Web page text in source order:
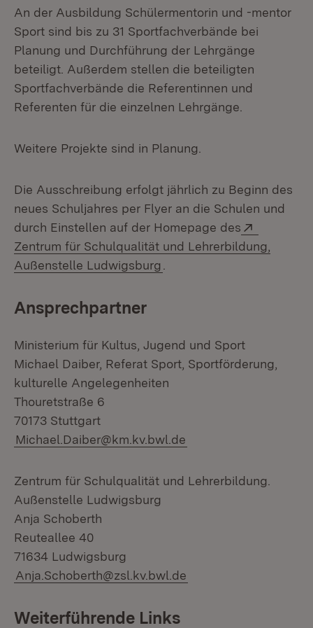
An der Ausbildung Schülermentorin und -mentor
Sport sind bis zu 31 Sportfachverbände bei
Planung und Durchführung der Lehrgänge
beteiligt. Außerdem stellen die beteiligten
Sportfachverbände die Referentinnen und
Referenten für die einzelnen Lehrgänge.
Weitere Projekte sind in Planung.
Die Ausschreibung erfolgt jährlich zu Beginn des
neues Schuljahres per Flyer an die Schulen und
durch Einstellen auf der Homepage des
Zentrum für Schulqualität und Lehrerbildung,
Außenstelle Ludwigsburg
Ansprechpartner
Ministerium für Kultus, Jugend und Sport
Michael Daiber, Referat Sport, Sportförderung,
kulturelle Angelegenheiten
Thouretstraße 6
70173 Stuttgart
Michael.Daiber@km.kv.bwl.de
Zentrum für Schulqualität und Lehrerbildung.
Außenstelle Ludwigsburg
Anja Schoberth
Reuteallee 40
71634 Ludwigsburg
Anja.Schoberth@zsl.kv.bwl.de
Weiterführende Links